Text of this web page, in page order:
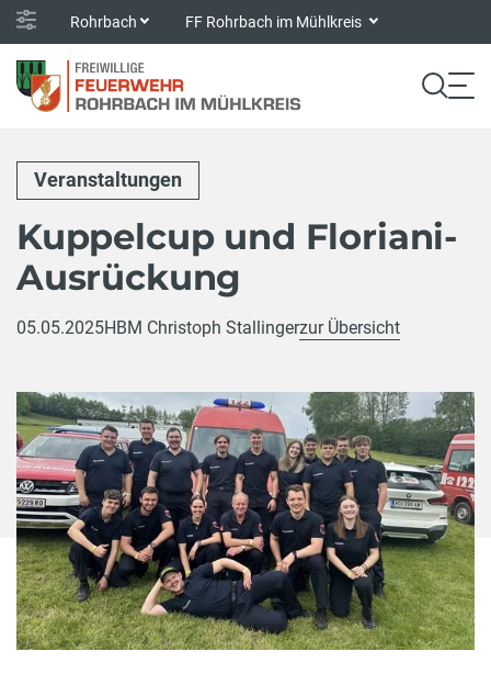
Rohrbach FF Rohrbach im Mühlkreis
Veranstaltungen
Kuppelcup und Floriani-
Ausrückung
05.05.2025HBM Christoph Stallingerzur Übersicht